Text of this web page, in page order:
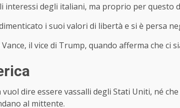
interessi degli italiani, ma proprio per questo
i suoi valori di libertà e si è persa
il vice di Trump, quando afferma che ci
dire essere vassalli degli Stati Uniti, né
al mittente.